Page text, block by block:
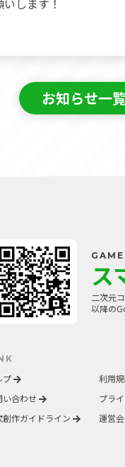
します！
お知らせ一
ス
二次元
以降の
プ
利用
い合わせ
プラ
創作ガイドライン
運営